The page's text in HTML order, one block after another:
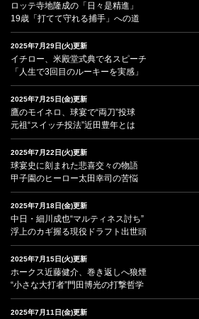
ロッテ寺地隆成の「日々是精進」
19歳「打てて守れる捕手」への道
2025年7月29日(火)更新
イチロー、米殿堂式典で名スピーチ
「人生で3回目のルーキーを実感」
2025年7月25日(金)更新
鷹のモイネロ、球宴で“両刀”投球
元祖“スイッチ投法”近田豊年とは
2025年7月22日(火)更新
球宴史に刻まれた悲喜交々の物語
甲子園のヒーロー太田幸司の苦悩
2025年7月18日(金)更新
中日・細川成也“マルティネス討ち”
浮上のカギ握る現役ドラフト出世頭
2025年7月15日(火)更新
ホークス近藤健介、巻き返しへ狼煙
“小さな大打者”門田博光の打撃哲学
2025年7月11日(金)更新